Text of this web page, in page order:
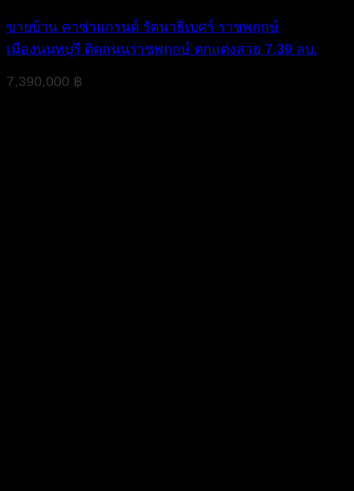
ขายบ้าน คาซ่าแกรนด์ รัตนาธิเบศร์ ราชพฤกษ์
เมืองนนทบุรี ติดถนนราชพฤกษ์ ตกแต่งสวย 7.39 ลบ.
7,390,000 ฿